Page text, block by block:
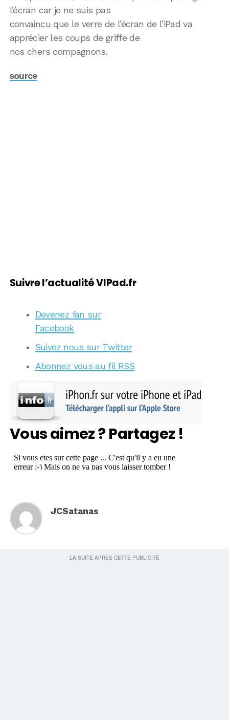
l’écran car je ne suis pas
convaincu que le verre de l’écran de l’iPad va
apprécier les coups de griffe de
nos chers compagnons.
source
Suivre l’actualité VIPad.fr
Devenez fan sur
Facebook
Suivez nous sur Twitter
Abonnez vous au fil RSS
Vous aimez ? Partagez !
JCSatanas